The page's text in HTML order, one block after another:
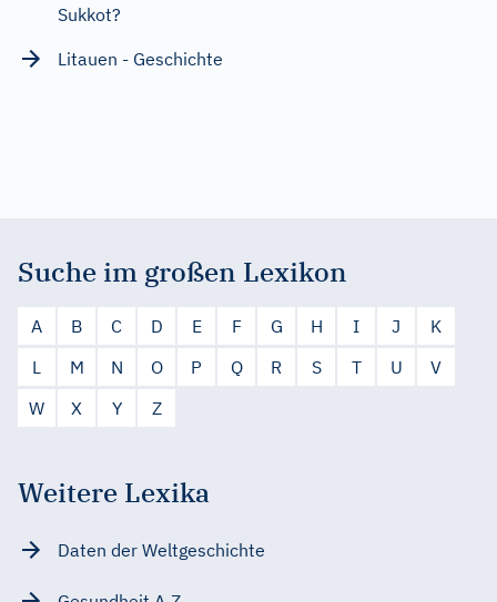
Sukkot?
Litauen - Geschichte
Suche im großen Lexikon
A B C D E F G H I J
K
L
M N O P Q R S T U
V
W
X Y Z
Weitere Lexika
Daten der Weltgeschichte